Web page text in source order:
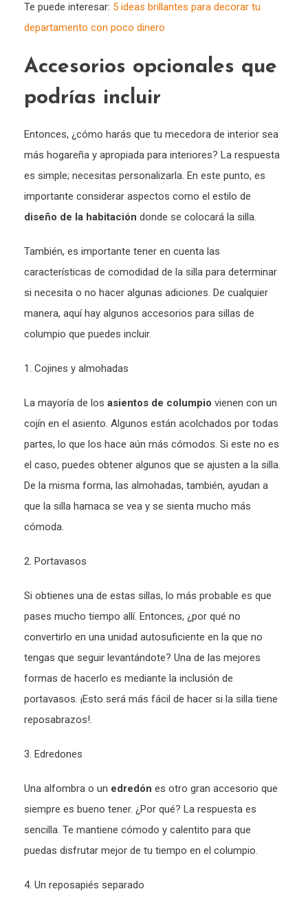
Te puede interesar: 5 ideas brillantes para decorar tu
departamento con poco dinero
Accesorios opcionales que
podrías incluir
Entonces, ¿cómo harás que tu mecedora de interior sea
más hogareña y apropiada para interiores? La respuesta
es simple; necesitas personalizarla. En este punto, es
importante considerar aspectos como el estilo de
diseño de la habitación donde se colocará la silla.
También, es importante tener en cuenta las
características de comodidad de la silla para determinar
si necesita o no hacer algunas adiciones. De cualquier
manera, aquí hay algunos accesorios para sillas de
columpio que puedes incluir.
1. Cojines y almohadas
La mayoría de los asientos de columpio vienen con un
cojín en el asiento. Algunos están acolchados por todas
partes, lo que los hace aún más cómodos. Si este no es
el caso, puedes obtener algunos que se ajusten a la silla.
De la misma forma, las almohadas, también, ayudan a
que la silla hamaca se vea y se sienta mucho más
cómoda.
2. Portavasos
Si obtienes una de estas sillas, lo más probable es que
pases mucho tiempo allí. Entonces, ¿por qué no
convertirlo en una unidad autosuficiente en la que no
tengas que seguir levantándote? Una de las mejores
formas de hacerlo es mediante la inclusión de
portavasos. ¡Esto será más fácil de hacer si la silla tiene
reposabrazos!.
3. Edredones
Una alfombra o un edredón es otro gran accesorio que
siempre es bueno tener. ¿Por qué? La respuesta es
sencilla. Te mantiene cómodo y calentito para que
puedas disfrutar mejor de tu tiempo en el columpio.
4. Un reposapiés separado